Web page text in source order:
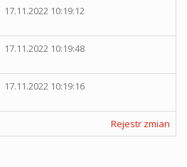
17.11.2022 10:19:12
17.11.2022 10:19:48
17.11.2022 10:19:16
Rejestr zmian